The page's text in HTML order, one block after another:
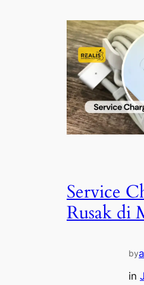
Service
Rusak di
by
in